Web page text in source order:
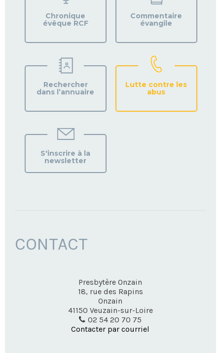
Chronique
évêque RCF
Commentaire
évangile
Rechercher
dans l’annuaire
Lutte contre les
abus
S'inscrire à la
newsletter
CONTACT
Presbytère Onzain
18, rue des Rapins
Onzain
41150 Veuzain-sur-Loire
02 54 20 70 75
Contacter par courriel